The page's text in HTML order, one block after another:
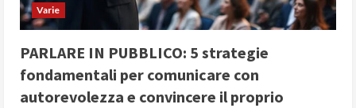
Varie
PARLARE IN PUBBLICO: 5 strategie
fondamentali per comunicare con
autorevolezza e convincere il proprio